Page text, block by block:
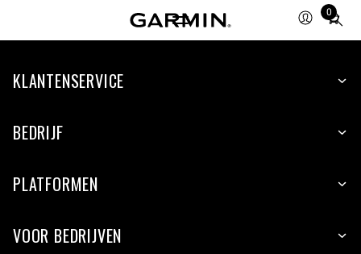
0
Total
items
cart:
KLANTENSERVICE
BEDRIJF
PLATFORMEN
VOOR BEDRIJVEN